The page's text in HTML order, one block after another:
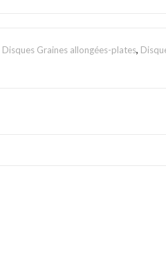
Disques Graines allongées-plates,